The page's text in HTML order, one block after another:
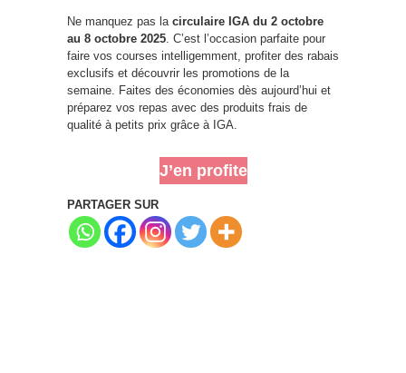
Ne manquez pas la circulaire IGA du 2 octobre
au 8 octobre 2025 . C’est l’occasion parfaite pour
faire vos courses intelligemment, profiter des rabais
exclusifs et découvrir les promotions de la
semaine. Faites des économies dès aujourd’hui et
préparez vos repas avec des produits frais de
qualité à petits prix grâce à IGA.
J’en profite
PARTAGER SUR